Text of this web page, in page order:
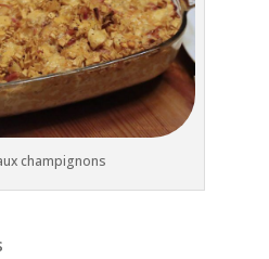
champignons